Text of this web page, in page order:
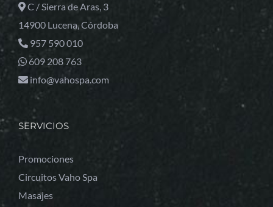
C / Sierra de Aras, 3
14900 Lucena, Córdoba
957 590 010
609 208 763
info@vahospa.com
SERVICIOS
Promociones
Circuitos Vaho Spa
Masajes